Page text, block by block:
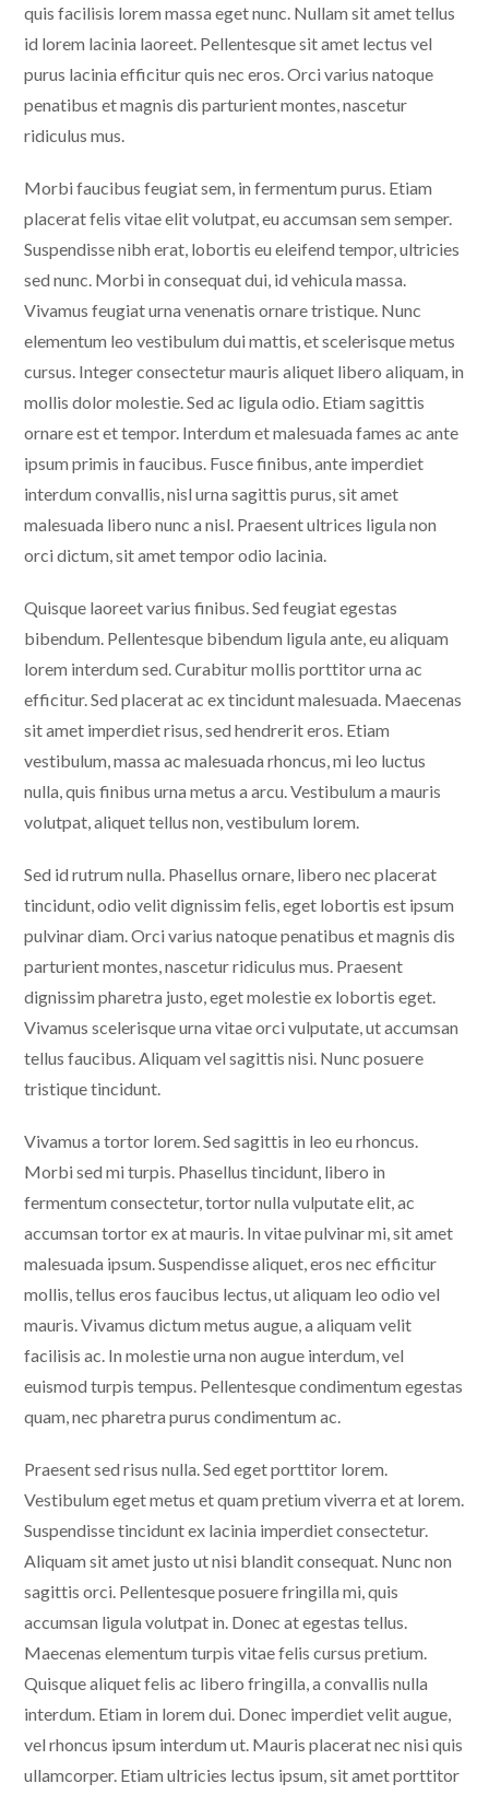
quis facilisis lorem massa eget nunc. Nullam sit amet tellus
id lorem lacinia laoreet. Pellentesque sit amet lectus vel
purus lacinia efficitur quis nec eros. Orci varius natoque
penatibus et magnis dis parturient montes, nascetur
ridiculus mus.
Morbi faucibus feugiat sem, in fermentum purus. Etiam
placerat felis vitae elit volutpat, eu accumsan sem semper.
Suspendisse nibh erat, lobortis eu eleifend tempor, ultricies
sed nunc. Morbi in consequat dui, id vehicula massa.
Vivamus feugiat urna venenatis ornare tristique. Nunc
elementum leo vestibulum dui mattis, et scelerisque metus
cursus. Integer consectetur mauris aliquet libero aliquam, in
mollis dolor molestie. Sed ac ligula odio. Etiam sagittis
ornare est et tempor. Interdum et malesuada fames ac ante
ipsum primis in faucibus. Fusce finibus, ante imperdiet
interdum convallis, nisl urna sagittis purus, sit amet
malesuada libero nunc a nisl. Praesent ultrices ligula non
orci dictum, sit amet tempor odio lacinia.
Quisque laoreet varius finibus. Sed feugiat egestas
bibendum. Pellentesque bibendum ligula ante, eu aliquam
lorem interdum sed. Curabitur mollis porttitor urna ac
efficitur. Sed placerat ac ex tincidunt malesuada. Maecenas
sit amet imperdiet risus, sed hendrerit eros. Etiam
vestibulum, massa ac malesuada rhoncus, mi leo luctus
nulla, quis finibus urna metus a arcu. Vestibulum a mauris
volutpat, aliquet tellus non, vestibulum lorem.
Sed id rutrum nulla. Phasellus ornare, libero nec placerat
tincidunt, odio velit dignissim felis, eget lobortis est ipsum
pulvinar diam. Orci varius natoque penatibus et magnis dis
parturient montes, nascetur ridiculus mus. Praesent
dignissim pharetra justo, eget molestie ex lobortis eget.
Vivamus scelerisque urna vitae orci vulputate, ut accumsan
tellus faucibus. Aliquam vel sagittis nisi. Nunc posuere
tristique tincidunt.
Vivamus a tortor lorem. Sed sagittis in leo eu rhoncus.
Morbi sed mi turpis. Phasellus tincidunt, libero in
fermentum consectetur, tortor nulla vulputate elit, ac
accumsan tortor ex at mauris. In vitae pulvinar mi, sit amet
malesuada ipsum. Suspendisse aliquet, eros nec efficitur
mollis, tellus eros faucibus lectus, ut aliquam leo odio vel
mauris. Vivamus dictum metus augue, a aliquam velit
facilisis ac. In molestie urna non augue interdum, vel
euismod turpis tempus. Pellentesque condimentum egestas
quam, nec pharetra purus condimentum ac.
Praesent sed risus nulla. Sed eget porttitor lorem.
Vestibulum eget metus et quam pretium viverra et at lorem.
Suspendisse tincidunt ex lacinia imperdiet consectetur.
Aliquam sit amet justo ut nisi blandit consequat. Nunc non
sagittis orci. Pellentesque posuere fringilla mi, quis
accumsan ligula volutpat in. Donec at egestas tellus.
Maecenas elementum turpis vitae felis cursus pretium.
Quisque aliquet felis ac libero fringilla, a convallis nulla
interdum. Etiam in lorem dui. Donec imperdiet velit augue,
vel rhoncus ipsum interdum ut. Mauris placerat nec nisi quis
ullamcorper. Etiam ultricies lectus ipsum, sit amet porttitor